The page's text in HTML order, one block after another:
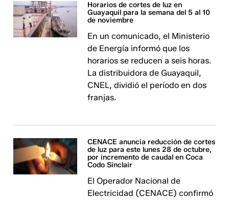
Horarios de cortes de luz en
Guayaquil para la semana del 5 al 10
de noviembre
En un comunicado, el Ministerio
de Energía informó que los
horarios se reducen a seis horas.
La distribuidora de Guayaquil,
CNEL, dividió el período en dos
franjas.
CENACE anuncia reducción de cortes
de luz para este lunes 28 de octubre,
por incremento de caudal en Coca
Codo Sinclair
El Operador Nacional de
Electricidad (CENACE) confirmó